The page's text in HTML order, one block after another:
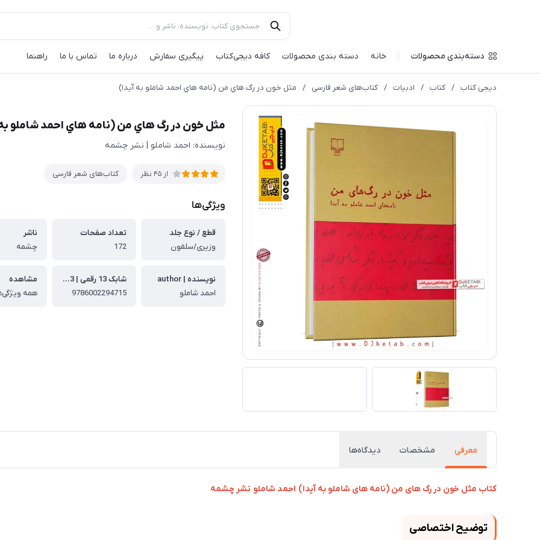
دسته‌بندی محصولات خانه دسته بندی محصولات کافه‌ دیجی‌کتاب پیگیری سفارش درباره ما تماس با ما راهنما
دیجی کتاب / کتاب / ادبیات / کتاب‌های شعر فارسی / مثل خون در رگ هاي من (نامه هاي احمد شاملو به آيدا)
مثل خون در رگ هاي من (نامه هاي احمد شاملو
نویسنده: احمد شاملو | نشر چشمه
از 45 نظر کتاب‌های شعر فارسی
ویژگی‌ها
قطع / نوع جلد
وزیری/سلفون
تعداد صفحات
172
ناشر
چشمه
نویسنده | author
احمد شاملو
شابک 13 رقمی | ISBN-13
9786002294715
مشاهده
همه
معرفی مشخصات دیدگاه‌ها
کتاب مثل خون در رگ های من (نامه های شاملو به آیدا) احمد شاملو نشر چشمه
توضیح اختصاصی